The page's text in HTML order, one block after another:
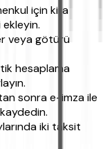
için kira
ekleyin.
veya götürü
hesaplama
sonra e-imza ile
iki taksit